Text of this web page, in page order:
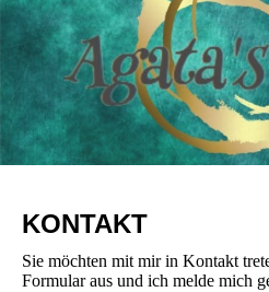
KONTAKT
Sie möchten mit mir in Kontakt
Formular aus und ich melde mich